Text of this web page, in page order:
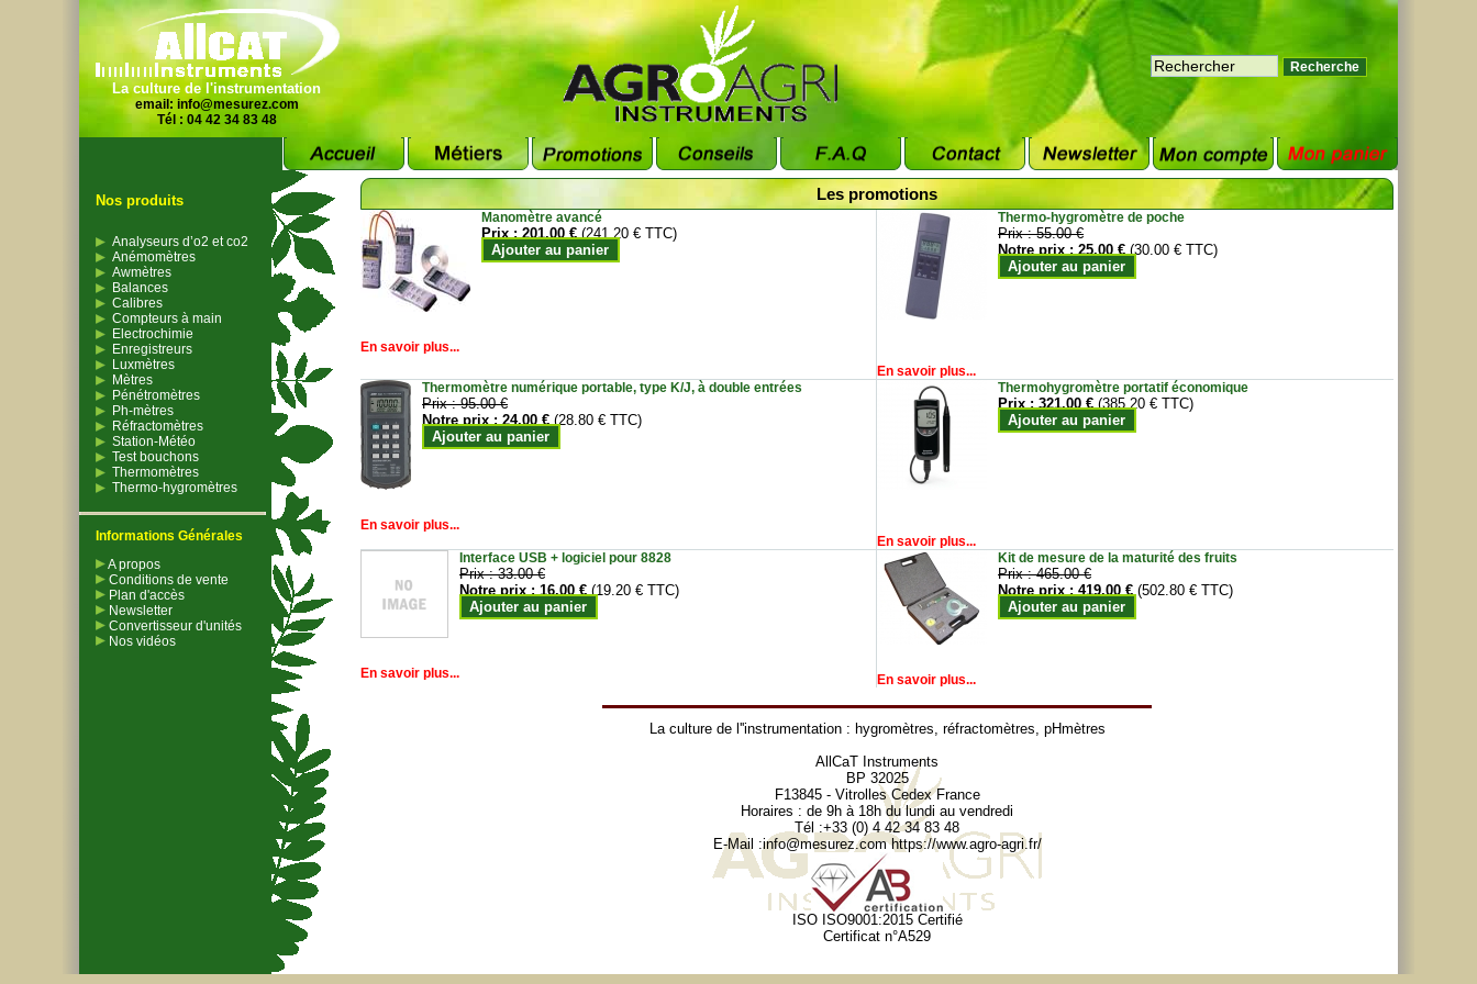
La culture de l'instrumentation
email: info@mesurez.com
Tél : 04 42 34 83 48
Nos produits
Analyseurs d’o2 et co2
Anémomètres
Awmètres
Balances
Calibres
Compteurs à main
Electrochimie
Enregistreurs
Luxmètres
Mètres
Pénétromètres
Ph-mètres
Réfractomètres
Station-Météo
Test bouchons
Thermomètres
Thermo-hygromètres
Informations Générales
A propos
Conditions de vente
Plan d'accès
Newsletter
Convertisseur d'unités
Nos vidéos
Les promotions
Manomètre avancé
Prix :201.00 € (241.20 € TTC)
Ajouter au panier
En savoir plus...
Thermo-hygromètre de poche
Prix :55.00 €
Notre prix :25.00 € (30.00 € TTC)
Ajouter au panier
En savoir plus...
Thermomètre numérique portable, type K/J, à double entrées
Prix :95.00 €
Notre prix :24.00 € (28.80 € TTC)
Ajouter au panier
En savoir plus...
Thermohygromètre portatif économique
Prix :321.00 € (385.20 € TTC)
Ajouter au panier
En savoir plus...
Interface USB + logiciel pour 8828
Prix :33.00 €
Notre prix :16.00 € (19.20 € TTC)
Ajouter au panier
En savoir plus...
Kit de mesure de la maturité des fruits
Prix :465.00 €
Notre prix :419.00 € (502.80 € TTC)
Ajouter au panier
En savoir plus...
La culture de l''instrumentation : hygromètres, réfractomètres, pHmètres
AllCaT Instruments
BP 32025
F13845 - Vitrolles Cedex France
Horaires : de 9h à 18h du lundi au vendredi
Tél :+33 (0) 4 42 34 83 48
E-Mail :info@mesurez.com https://www.agro-agri.fr/
ISO ISO9001:2015 Certifié
Certificat n°A529